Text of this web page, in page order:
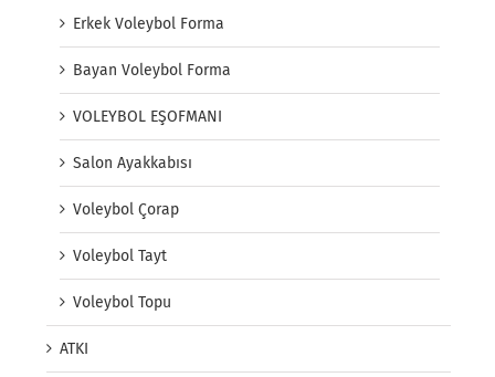
Erkek Voleybol Forma
Bayan Voleybol Forma
VOLEYBOL EŞOFMANI
Salon Ayakkabısı
Voleybol Çorap
Voleybol Tayt
Voleybol Topu
ATKI